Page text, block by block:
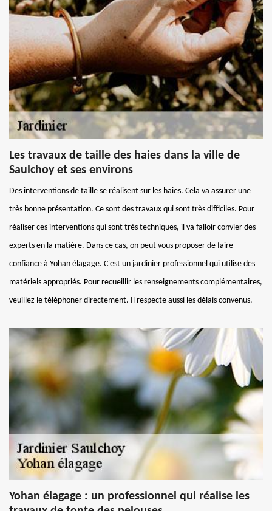
Les travaux de taille des haies dans la ville de
Saulchoy et ses environs
Des interventions de taille se réalisent sur les haies. Cela va assurer une
très bonne présentation. Ce sont des travaux qui sont très difficiles. Pour
réaliser ces interventions qui sont très techniques, il va falloir convier des
experts en la matière. Dans ce cas, on peut vous proposer de faire
confiance à Yohan élagage. C'est un jardinier professionnel qui utilise des
matériels appropriés. Pour recueillir les renseignements complémentaires,
veuillez le téléphoner directement. Il respecte aussi les délais convenus.
Yohan élagage : un professionnel qui réalise les